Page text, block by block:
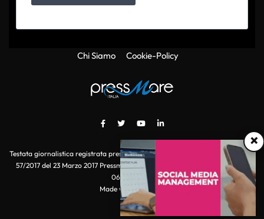
×
Chi Siamo Cookie-Policy
Testata giornalistica registrata presso il Tribunale di Roma con autorizzazione
57/2017 del 23 Marzo 2017 Pressmare.it è un marchio di S.P.E.N. Srl - P.IVA
06511641000
Made with
by POI